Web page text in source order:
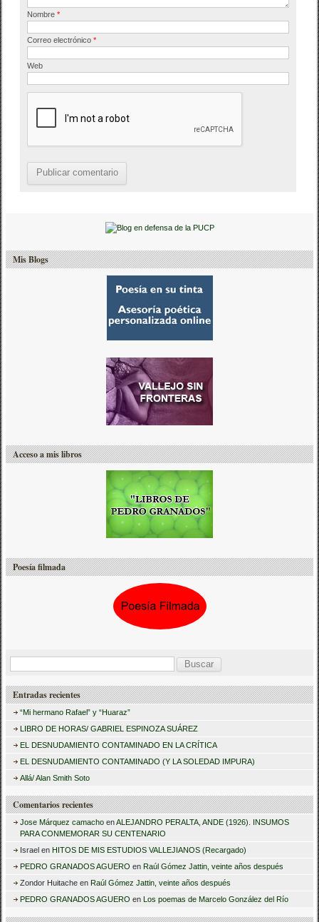
Nombre*
Correo electrónico*
Web
Mis Blogs
Acceso a mis libros
Poesía filmada
s
r
Entradas recientes
“Mi hermano Rafael” y “Huaraz”
LIBRO DE HORAS/ GABRIEL ESPINOZA SUÁREZ
EL DESNUDAMIENTO CONTAMINADO EN LA CRÍTICA
EL DESNUDAMIENTO CONTAMINADO (Y LA SOLEDAD IMPURA)
Allá/ Alan Smith Soto
Comentarios recientes
Jose Márquez camacho enALEJANDRO PERALTA, ANDE (1926). INSUMOS
PARA CONMEMORAR SU CENTENARIO
Israel en HITOS DE MIS ESTUDIOS VALLEJIANOS (Recargado)
PEDRO GRANADOS AGUERO en Raúl Gómez Jattin, veinte años después
Zondor Huitache en Raúl Gómez Jattin, veinte años después
PEDRO GRANADOS AGUERO en Los poemas de Marcelo González del Río